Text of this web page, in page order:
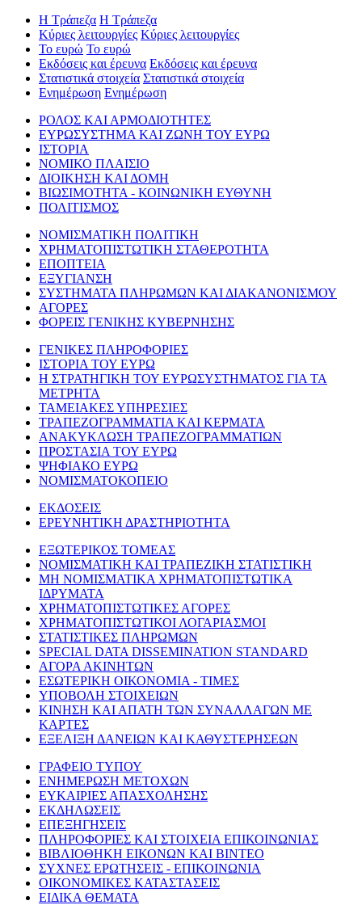
Η Τράπεζα Η Τράπεζα
Κύριες λειτουργίες Κύριες λειτουργίες
Το ευρώ Το ευρώ
Εκδόσεις και έρευνα Εκδόσεις και έρευνα
Στατιστικά στοιχεία Στατιστικά στοιχεία
Ενημέρωση Ενημέρωση
ΡΟΛΟΣ ΚΑΙ ΑΡΜΟΔΙΟΤΗΤΕΣ
ΕΥΡΩΣΥΣΤΗΜΑ ΚΑΙ ΖΩΝΗ ΤΟΥ ΕΥΡΩ
ΙΣΤΟΡΙΑ
ΝΟΜΙΚΟ ΠΛΑΙΣΙΟ
ΔΙΟΙΚΗΣΗ ΚΑΙ ΔΟΜΗ
ΒΙΩΣΙΜΟΤΗΤΑ - ΚΟΙΝΩΝΙΚΗ ΕΥΘΥΝΗ
ΠΟΛΙΤΙΣΜΟΣ
ΝΟΜΙΣΜΑΤΙΚΗ ΠΟΛΙΤΙΚΗ
ΧΡΗΜΑΤΟΠΙΣΤΩΤΙΚΗ ΣΤΑΘΕΡΟΤΗΤΑ
ΕΠΟΠΤΕΙΑ
ΕΞΥΓΙΑΝΣΗ
ΣΥΣΤΗΜΑΤΑ ΠΛΗΡΩΜΩΝ ΚΑΙ ΔΙΑΚΑΝΟΝΙΣΜΟΥ
ΑΓΟΡΕΣ
ΦΟΡΕΙΣ ΓΕΝΙΚΗΣ ΚΥΒΕΡΝΗΣΗΣ
ΓΕΝΙΚΕΣ ΠΛΗΡΟΦΟΡΙΕΣ
ΙΣΤΟΡΙΑ ΤΟΥ ΕΥΡΩ
Η ΣΤΡΑΤΗΓΙΚΗ ΤΟΥ ΕΥΡΩΣΥΣΤΗΜΑΤΟΣ ΓΙΑ ΤΑ
ΜΕΤΡΗΤΑ
ΤΑΜΕΙΑΚΕΣ ΥΠΗΡΕΣΙΕΣ
ΤΡΑΠΕΖΟΓΡΑΜΜΑΤΙΑ ΚΑΙ ΚΕΡΜΑΤΑ
ΑΝΑΚΥΚΛΩΣΗ ΤΡΑΠΕΖΟΓΡΑΜΜΑΤΙΩΝ
ΠΡΟΣΤΑΣΙΑ ΤΟΥ ΕΥΡΩ
ΨΗΦΙΑΚΟ ΕΥΡΩ
ΝΟΜΙΣΜΑΤΟΚΟΠΕΙΟ
ΕΚΔΟΣΕΙΣ
ΕΡΕΥΝΗΤΙΚΗ ΔΡΑΣΤΗΡΙΟΤΗΤΑ
ΕΞΩΤΕΡΙΚΟΣ ΤΟΜΕΑΣ
ΝΟΜΙΣΜΑΤΙΚΗ ΚΑΙ ΤΡΑΠΕΖΙΚΗ ΣΤΑΤΙΣΤΙΚΗ
ΜΗ ΝΟΜΙΣΜΑΤΙΚΑ ΧΡΗΜΑΤΟΠΙΣΤΩΤΙΚΑ
ΙΔΡΥΜΑΤΑ
ΧΡΗΜΑΤΟΠΙΣΤΩΤΙΚΕΣ ΑΓΟΡΕΣ
ΧΡΗΜΑΤΟΠΙΣΤΩΤΙΚΟΙ ΛΟΓΑΡΙΑΣΜΟΙ
ΣΤΑΤΙΣΤΙΚΕΣ ΠΛΗΡΩΜΩΝ
SPECIAL DATA DISSEMINATION STANDARD
ΑΓΟΡΑ ΑΚΙΝΗΤΩΝ
ΕΣΩΤΕΡΙΚΗ ΟΙΚΟΝΟΜΙΑ - ΤΙΜΕΣ
ΥΠΟΒΟΛΗ ΣΤΟΙΧΕΙΩΝ
ΚΙΝΗΣΗ ΚΑΙ ΑΠΑΤΗ ΤΩΝ ΣΥΝΑΛΛΑΓΩΝ ΜΕ
ΚΑΡΤΕΣ
ΕΞΕΛΙΞΗ ΔΑΝΕΙΩΝ ΚΑΙ ΚΑΘΥΣΤΕΡΗΣΕΩΝ
ΓΡΑΦΕΙΟ ΤΥΠΟΥ
ΕΝΗΜΕΡΩΣΗ ΜΕΤΟΧΩΝ
ΕΥΚΑΙΡΙΕΣ ΑΠΑΣΧΟΛΗΣΗΣ
ΕΚΔΗΛΩΣΕΙΣ
ΕΠΕΞΗΓΗΣΕΙΣ
ΠΛΗΡΟΦΟΡΙΕΣ ΚΑΙ ΣΤΟΙΧΕΙΑ ΕΠΙΚΟΙΝΩΝΙΑΣ
ΒΙΒΛΙΟΘΗΚΗ ΕΙΚΟΝΩΝ ΚΑΙ ΒΙΝΤΕΟ
ΣΥΧΝΕΣ ΕΡΩΤΗΣΕΙΣ - ΕΠΙΚΟΙΝΩΝΙΑ
ΟΙΚΟΝΟΜΙΚΕΣ ΚΑΤΑΣΤΑΣΕΙΣ
ΕΙΔΙΚΑ ΘΕΜΑΤΑ